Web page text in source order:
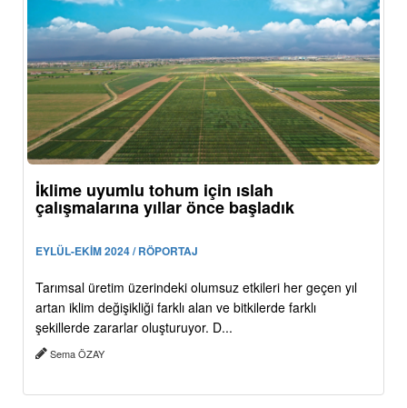
İklime uyumlu tohum için ıslah
çalışmalarına yıllar önce başladık
EYLÜL-EKİM 2024 / RÖPORTAJ
Tarımsal üretim üzerindeki olumsuz etkileri her geçen yıl
artan iklim değişikliği farklı alan ve bitkilerde farklı
şekillerde zararlar oluşturuyor. D...
Sema ÖZAY